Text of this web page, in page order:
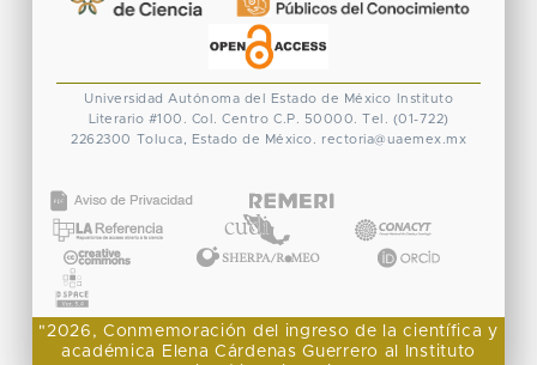
Universidad Autónoma del Estado de México
Instituto
Literario #100. Col. Centro C.P. 50000. Tel. (01-722)
2262300 Toluca, Estado de México. rectoria@uaemex.mx
"2026, Conmemoración del ingreso de la científica y
académica Elena Cárdenas Guerrero al Instituto